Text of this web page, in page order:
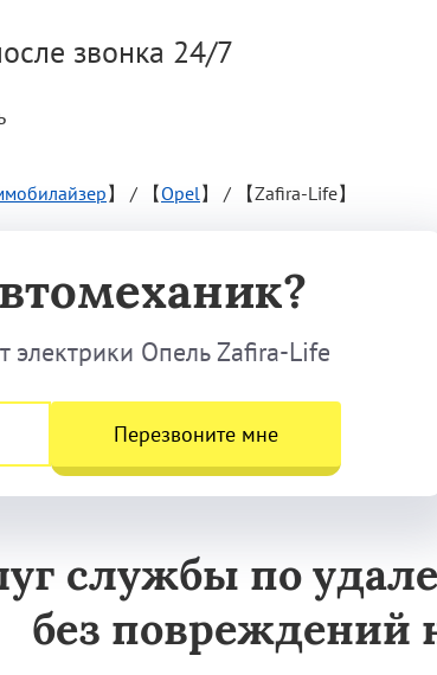
звонка 24/7
】 / 【Opel】 / 【Zafira-Life】
электрики Опель Zafira-Life
Перезвоните мне
службы по
без повреждений